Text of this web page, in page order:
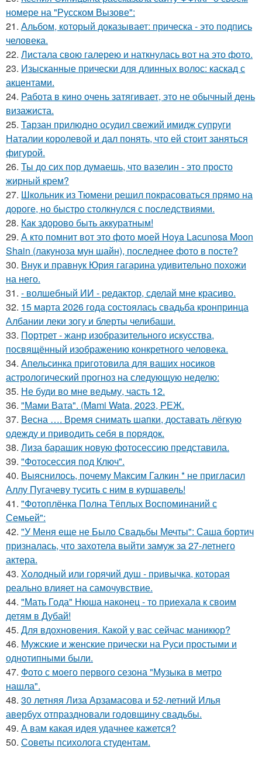
номере на "Русском Вызове":
21. Альбом, который доказывает: прическа - это подпись
человека.
22. Листала свою галерею и наткнулась вот на это фото.
23. Изысканные прически для длинных волос: каскад с
акцентами.
24. Работа в кино очень затягивает, это не обычный день
визажиста.
25. Тарзан прилюдно осудил свежий имидж супруги
Наталии королевой и дал понять, что ей стоит заняться
фигурой.
26. Ты до сих пор думаешь, что вазелин - это просто
жирный крем?
27. Школьник из Тюмени решил покрасоваться прямо на
дороге, но быстро столкнулся с последствиями.
28. Как здорово быть аккуратным!
29. А кто помнит вот это фото моей Hoya Lacunosa Moon
Shain (лакуноза мун шайн), последнее фото в посте?
30. Внук и правнук Юрия гагарина удивительно похожи
на него.
31. - волшебный ИИ - редактор, сделай мне красиво.
32. 15 марта 2026 года состоялась свадьба кронпринца
Албании леки зогу и блерты челибаши.
33. Портрет - жанр изобразительного искусства,
посвящённый изображению конкретного человека.
34. Апельсинка приготовила для ваших носиков
астрологический прогноз на следующую неделю:
35. Не буди во мне ведьму, часть 12.
36. "Мами Вата". (Mami Wata, 2023, РЕЖ.
37. Весна …. Время снимать шапки, доставать лёгкую
одежду и приводить себя в порядок.
38. Лиза барашик новую фотосессию представила.
39. "Фотосессия под Ключ".
40. Выяснилось, почему Максим Галкин * не пригласил
Аллу Пугачеву тусить с ним в куршавель!
41. "Фотоплёнка Полна Тёплых Воспоминаний с
Семьей":
42. "У Меня еще не Было Свадьбы Мечты": Саша бортич
призналась, что захотела выйти замуж за 27-летнего
актера.
43. Холодный или горячий душ - привычка, которая
реально влияет на самочувствие.
44. "Мать Года" Нюша наконец - то приехала к своим
детям в Дубай!
45. Для вдохновения. Какой у вас сейчас маникюр?
46. Мужские и женские прически на Руси простыми и
однотипными были.
47. Фото с моего первого сезона "Музыка в метро
нашла".
48. 30 летняя Лиза Арзамасова и 52-летний Илья
авербух отпраздновали годовщину свадьбы.
49. А вам какая идея удачнее кажется?
50. Советы психолога студентам.